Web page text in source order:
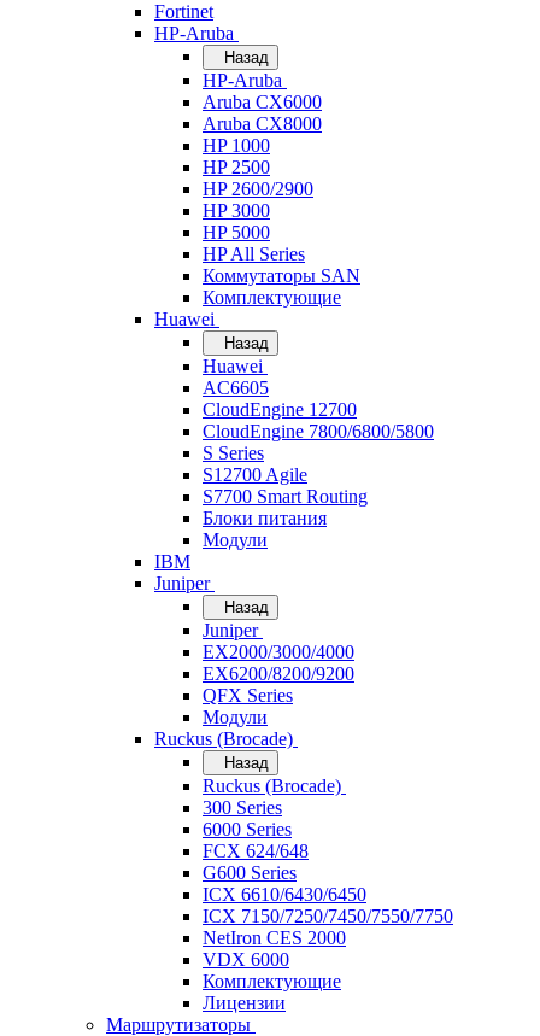
Fortinet
HP-Aruba
Назад
HP-Aruba
Aruba CX6000
Aruba CX8000
HP 1000
HP 2500
HP 2600/2900
HP 3000
HP 5000
HP All Series
Коммутаторы SAN
Комплектующие
Huawei
Назад
Huawei
AC6605
CloudEngine 12700
CloudEngine 7800/6800/5800
S Series
S12700 Agile
S7700 Smart Routing
Блоки питания
Модули
IBM
Juniper
Назад
Juniper
EX2000/3000/4000
EX6200/8200/9200
QFX Series
Модули
Ruckus (Brocade)
Назад
Ruckus (Brocade)
300 Series
6000 Series
FCX 624/648
G600 Series
ICX 6610/6430/6450
ICX 7150/7250/7450/7550/7750
NetIron CES 2000
VDX 6000
Комплектующие
Лицензии
Маршрутизаторы